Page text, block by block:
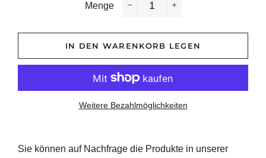
Menge
IN DEN WARENKORB LEGEN
Weitere Bezahlmöglichkeiten
Sie können auf Nachfrage die Produkte in unserer